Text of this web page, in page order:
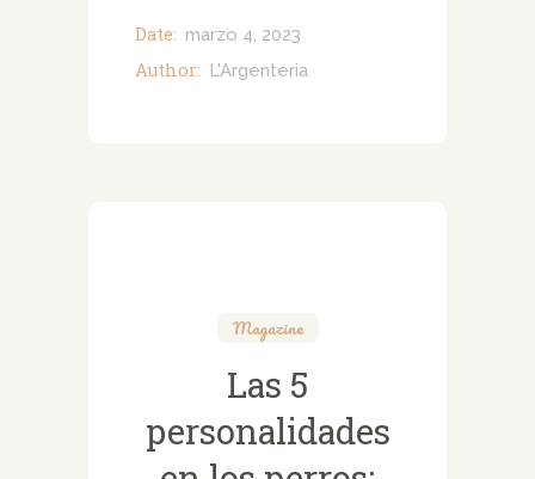
Date: marzo 4, 2023
Author: L'Argenteria
Magazine
Las 5
personalidades